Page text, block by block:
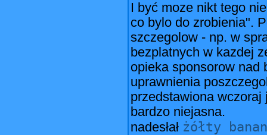
I być moze nikt tego
co bylo do zrobienia".
szczegolow - np. w
bezplatnych w kazdej
opieka sponsorow nad
uprawnienia
przedstawiona
bardzo niejasna.
nadesłał żółty banan